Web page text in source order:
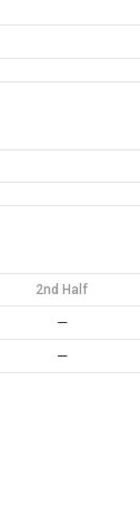
2nd Half
—
—